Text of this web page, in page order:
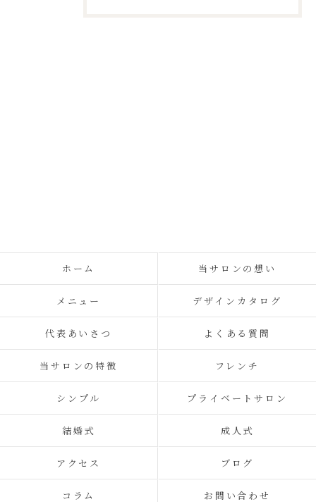
ホーム 当サロンの想い
メニュー デザインカタログ
代表あいさつ よくある質問
当サロンの特徴 フレンチ
シンプル プライベートサロン
結婚式 成人式
アクセス ブログ
コラム お問い合わせ